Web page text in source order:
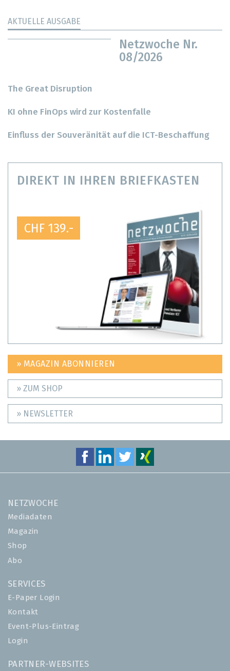
AKTUELLE AUSGABE
Netzwoche Nr.
08/2026
The Great Disruption
KI ohne FinOps wird zur Kostenfalle
Einfluss der Souveränität auf die ICT-Beschaffung
DIREKT IN IHREN BRIEFKASTEN
CHF 139.-
» MAGAZIN ABONNIEREN
» ZUM SHOP
» NEWSLETTER
NETZWOCHE
Mediadaten
Magazin
Shop
Abo
SERVICES
E-Paper Login
Kontakt
Event-Plus-Eintrag
Login
PARTNER-WEBSITES